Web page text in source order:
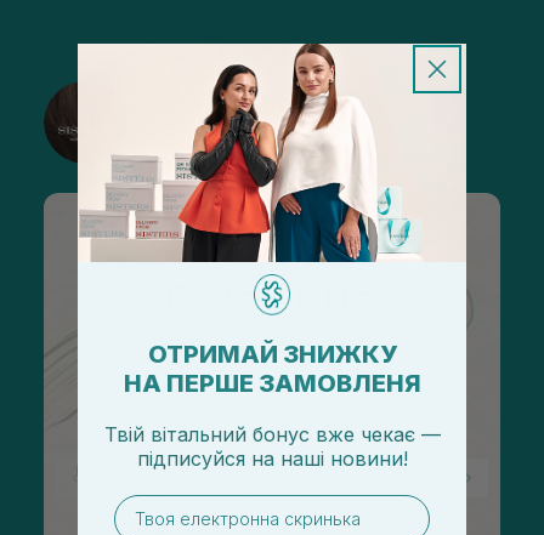
@sisters_stelmakh в Instagram
Подписаться
ОТРИМАЙ ЗНИЖКУ
НА ПЕРШЕ ЗАМОВЛЕНЯ
Твій вітальний бонус вже чекає —
підписуйся на наші новини!
email